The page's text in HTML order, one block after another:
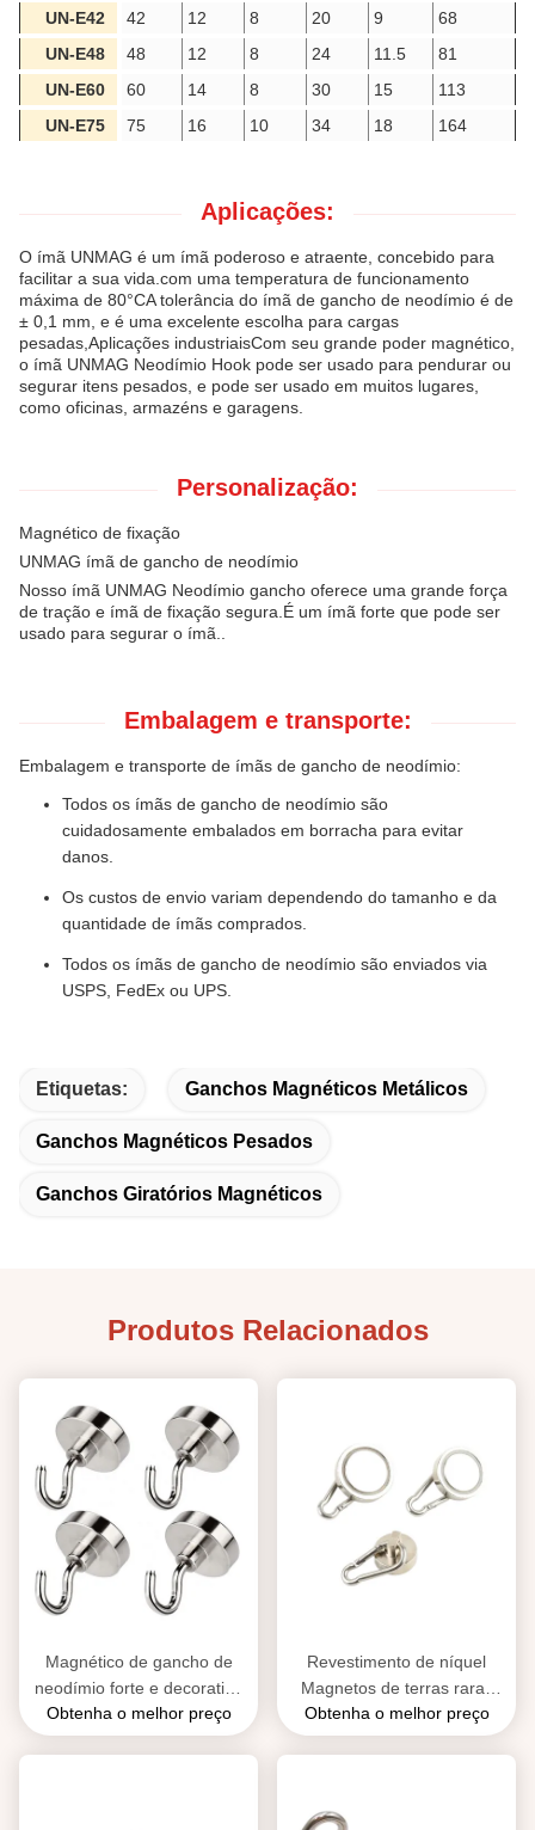
UN-E42
42 12 8 20 9
68
UN-E48
48 12 8 24 11.5
81
UN-E60
60 14 8 30 15
113
UN-E75
75 16 10 34 18 164
Aplicações:
O ímã UNMAG é um ímã poderoso e atraente, concebido para
facilitar a sua vida.com uma temperatura de funcionamento
máxima de 80°CA tolerância do ímã de gancho de neodímio é de
± 0,1 mm, e é uma excelente escolha para cargas
pesadas,Aplicações industriaisCom seu grande poder magnético,
o ímã UNMAG Neodímio Hook pode ser usado para pendurar ou
segurar itens pesados, e pode ser usado em muitos lugares,
como oficinas, armazéns e garagens.
Personalização:
Magnético de fixação
UNMAG ímã de gancho de neodímio
Nosso ímã UNMAG Neodímio gancho oferece uma grande força
de tração e ímã de fixação segura.É um ímã forte que pode ser
usado para segurar o ímã..
Embalagem e transporte:
Embalagem e transporte de ímãs de gancho de neodímio:
Todos os ímãs de gancho de neodímio são
cuidadosamente embalados em borracha para evitar
danos.
Os custos de envio variam dependendo do tamanho e da
quantidade de ímãs comprados.
Todos os ímãs de gancho de neodímio são enviados via
USPS, FedEx ou UPS.
Etiquetas: Ganchos Magnéticos Metálicos
Ganchos Magnéticos Pesados
Ganchos Giratórios Magnéticos
Produtos Relacionados
Magnético de gancho de
neodímio forte e decorativo
industrial
Obtenha o melhor preço
Revestimento de níquel
Magnetos de terras raras
Ganchos Axial Poderoso
para pendurar
Obtenha o melhor preço